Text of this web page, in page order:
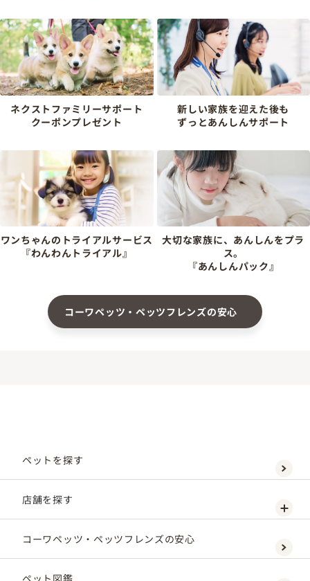
ネクストファミリーサポート
クーポンプレゼント
新しい家族を迎えた後も
ずっとあんしんサポート
ワンちゃんのトライアルサービス
『わんわんトライアル』
大切な家族に、あんしんをプラ
ス。
『あんしんパック』
コーワペッツ・ペッツフレンズの安心
ペットを探す
店舗を探す
コーワペッツ・ペッツフレンズの安心